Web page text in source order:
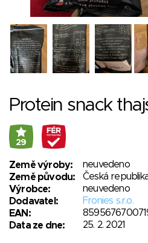
Protein snack
29
Země výroby:
neuvedeno
Země původu:
Česká
Výrobce:
neuvedeno
Dodavatel:
Fronies s.r.o.
EAN:
Data ze dne:
25. 2. 2021